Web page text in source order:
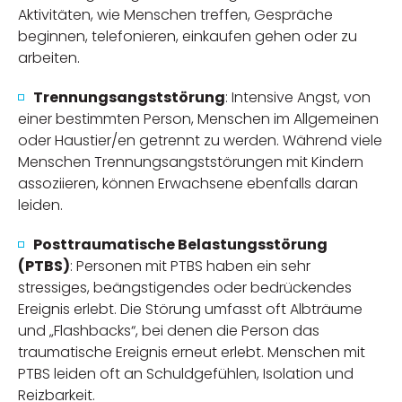
Aktivitäten, wie Menschen treffen, Gespräche
beginnen, telefonieren, einkaufen gehen oder zu
arbeiten.
Trennungsangststörung: Intensive Angst, von
einer bestimmten Person, Menschen im Allgemeinen
oder Haustier/en getrennt zu werden. Während viele
Menschen Trennungsangststörungen mit Kindern
assoziieren, können Erwachsene ebenfalls daran
leiden.
Posttraumatische Belastungsstörung
(PTBS): Personen mit PTBS haben ein sehr
stressiges, beängstigendes oder bedrückendes
Ereignis erlebt. Die Störung umfasst oft Albträume
und „Flashbacks“, bei denen die Person das
traumatische Ereignis erneut erlebt. Menschen mit
PTBS leiden oft an Schuldgefühlen, Isolation und
Reizbarkeit.